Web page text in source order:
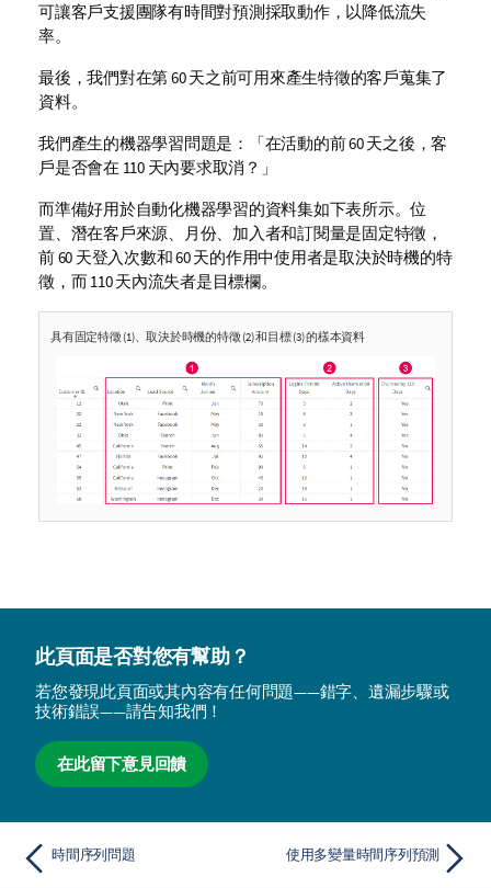
可讓客戶支援團隊有時間對預測採取動作，以降低流失
率。
最後，我們對在第 60 天之前可用來產生特徵的客戶蒐集了
資料。
我們產生的機器學習問題是：「在活動的前 60 天之後，客
戶是否會在 110 天內要求取消？」
而準備好用於自動化機器學習的資料集如下表所示。位
置、潛在客戶來源、月份、加入者和訂閱量是固定特徵，
前 60 天登入次數和 60 天的作用中使用者是取決於時機的特
徵，而 110 天內流失者是目標欄。
具有固定特徵 (1)、取決於時機的特徵 (2) 和目標 (3) 的樣本資料
此頁面是否對您有幫助？
若您發現此頁面或其內容有任何問題——錯字、遺漏步驟或
技術錯誤——請告知我們！
在此留下意見回饋
時間序列問題 使用多變量時間序列預測